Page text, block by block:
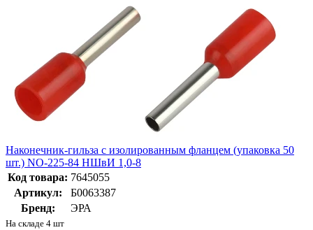
Наконечник-гильза с изолированным фланцем (упаковка 50
шт.) NO-225-84 НШвИ 1,0-8
Код товара: 7645055
Артикул:
Б0063387
Бренд:
ЭРА
На складе 4 шт